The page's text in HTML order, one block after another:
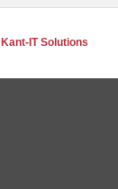
Kant-IT Solutions